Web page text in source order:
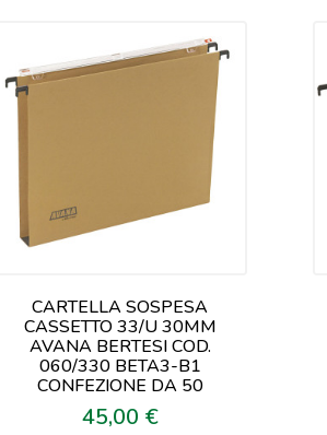
CARTELLA SOSPESA
CASSETTO 33/U 30MM
AVANA BERTESI COD.
060/330 BETA3-B1
CONFEZIONE DA 50
Prezzo
45,00 €